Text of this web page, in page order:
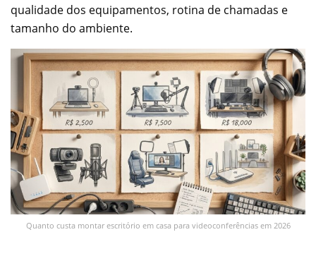
qualidade dos equipamentos, rotina de chamadas e
tamanho do ambiente.
Quanto custa montar escritório em casa para videoconferências em 2026